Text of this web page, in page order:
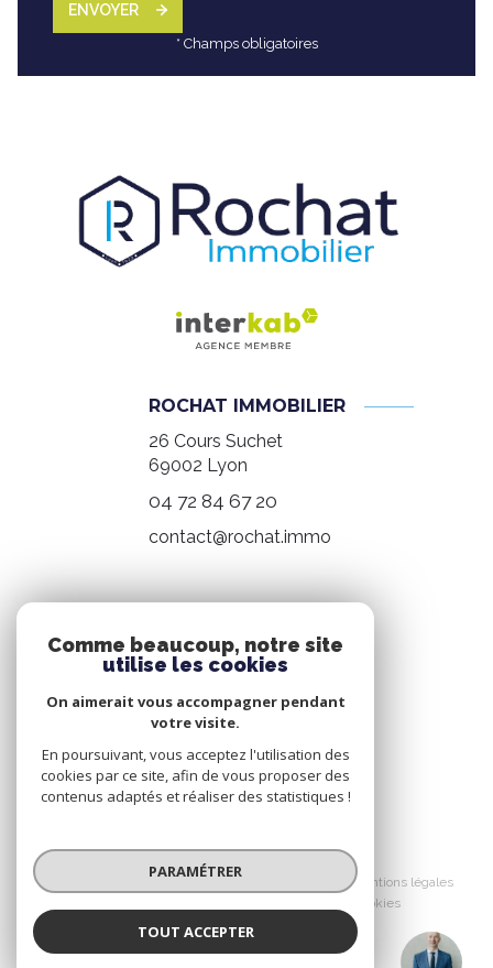
ENVOYER
* Champs obligatoires
Jean-Philippe GUINET
ROCHAT IMMOBILIER
26 Cours Suchet
69002 Lyon
04 72 84 67 20
contact@rochat.immo
Nous suivre
© 2026 | Tous droits réservés
Nos honoraires
Nos partenaires
Mentions légales
Cookies
Comme beaucoup, notre site
utilise les cookies
On aimerait vous accompagner pendant
votre visite.
En poursuivant, vous acceptez l'utilisation des
cookies par ce site, afin de vous proposer des
contenus adaptés et réaliser des statistiques !
PARAMÉTRER
TOUT ACCEPTER